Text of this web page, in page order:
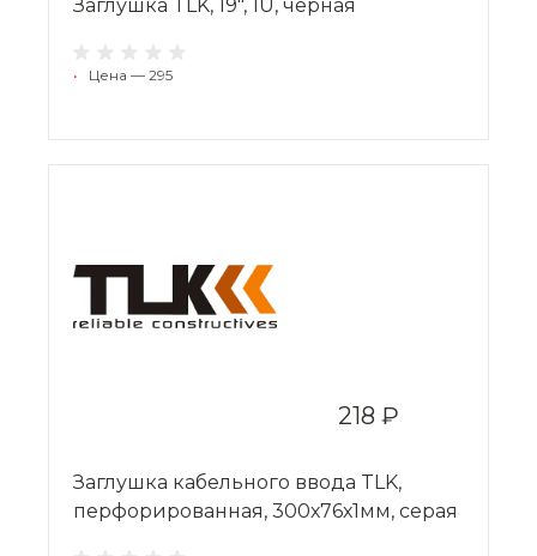
Заглушка TLK, 19", 1U, черная
• Цена — 295
218 ₽
Заглушка кабельного ввода TLK,
перфорированная, 300х76х1мм, серая